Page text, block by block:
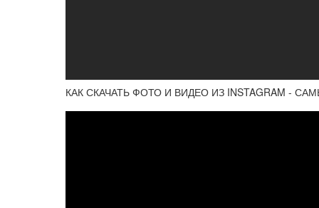
КАК СКАЧАТЬ ФОТО И ВИДЕО ИЗ INSTAGRAM -